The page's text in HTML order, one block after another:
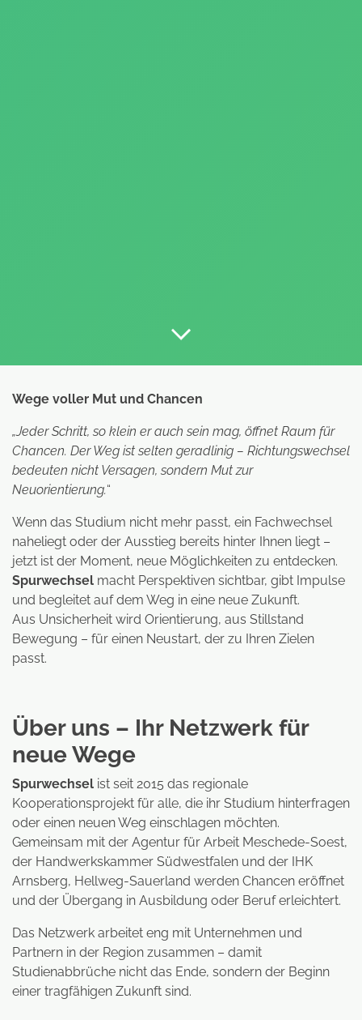
Wege voller Mut und Chancen
„Jeder Schritt, so klein er auch sein mag, öffnet Raum für
Chancen. Der Weg ist selten geradlinig – Richtungswechsel
bedeuten nicht Versagen, sondern Mut zur
Neuorientierung.“
Wenn das Studium nicht mehr passt, ein Fachwechsel
naheliegt oder der Ausstieg bereits hinter Ihnen liegt –
jetzt ist der Moment, neue Möglichkeiten zu entdecken.
Spurwechsel macht Perspektiven sichtbar, gibt Impulse
und begleitet auf dem Weg in eine neue Zukunft.
Aus Unsicherheit wird Orientierung, aus Stillstand
Bewegung – für einen Neustart, der zu Ihren Zielen
passt.
Über uns – Ihr Netzwerk für
neue Wege
Spurwechsel ist seit 2015 das regionale
Kooperationsprojekt für alle, die ihr Studium hinterfragen
oder einen neuen Weg einschlagen möchten.
Gemeinsam mit der Agentur für Arbeit Meschede-Soest,
der Handwerkskammer Südwestfalen und der IHK
Arnsberg, Hellweg-Sauerland werden Chancen eröffnet
und der Übergang in Ausbildung oder Beruf erleichtert.
Das Netzwerk arbeitet eng mit Unternehmen und
Partnern in der Region zusammen – damit
Studienabbrüche nicht das Ende, sondern der Beginn
einer tragfähigen Zukunft sind.